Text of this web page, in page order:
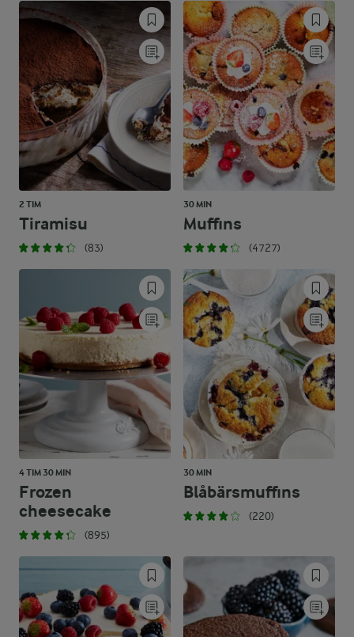
2 TIM
Tiramisu
(83)
30 MIN
Muffins
(4727)
4 TIM 30 MIN
Frozen
cheesecake
(895)
30 MIN
Blåbärsmuffins
(220)